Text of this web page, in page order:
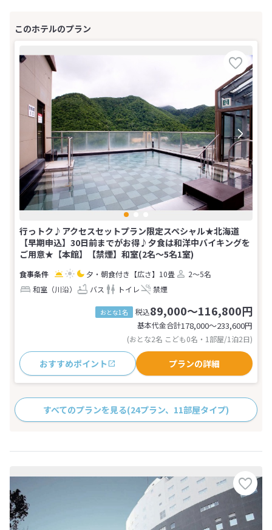
行っトク♪アクセスセットプラン限定スペシャル★北海道
【早期申込】30日前までがお得♪夕食は和洋中バイキングを
ご用意★【本館】【禁煙】和室(2名～5名1室)
夕・朝食付き 【広さ】10畳
2～5名
和室（川沿）
バス トイレ 禁煙
おとな1名 税込89,000～116,800円
基本代金合計178,000〜233,600円
(おとな2名 こども0名・1部屋/1泊2日)
おすすめポイント プランの詳細
すべてのプランを見る(24プラン、11部屋タイプ)